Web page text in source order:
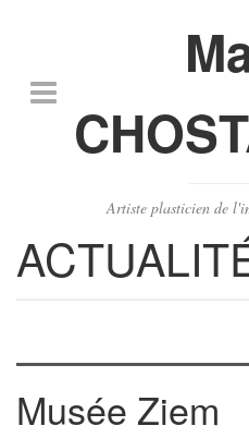
Artiste plasticien de
Musée Ziem